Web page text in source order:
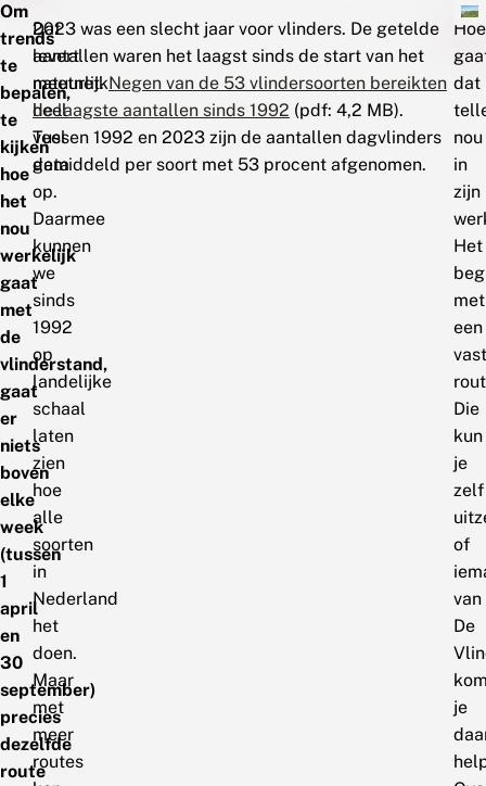
Om
trends
te
bepalen,
te
kijken
hoe
het
nou
werkelijk
gaat
met
de
vlinderstand,
gaat
er
niets
boven
elke
week
(tussen
1
april
en
30
september)
precies
dezelfde
route
Dat
levert
natuurlijk
heel
veel
data
op.
Daarmee
kunnen
we
sinds
1992
op
landelijke
schaal
laten
zien
hoe
alle
soorten
in
Nederland
het
doen.
Maar
met
meer
routes
2023 was een slecht jaar voor vlinders. De getelde
aantallen waren het laagst sinds de start van het
meetnet.Negen van de 53 vlindersoorten bereikten
de laagste aantallen sinds 1992 (pdf: 4,2 MB).
Tussen 1992 en 2023 zijn de aantallen dagvlinders
gemiddeld per soort met 53 procent afgenomen.
Hoe
dat
nou
in
zijn
Het
met
een
Die
kun
je
zelf
of
van
De
je